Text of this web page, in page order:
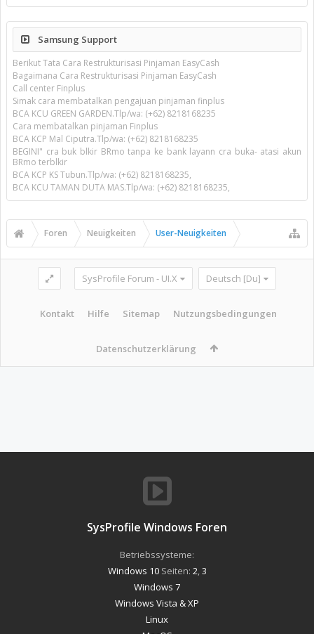
Samsung Support
Berikut Tata Cara Restrukturisasi Pinjaman EasyCash
Bagaimana Cara Restrukturisasi Pinjaman EasyCash
Call center Finplus
Simak cara membatalkan pengajuan pinjaman finplus
BCA KCU GREEN GARDEN.Tlp/wa: (+62) 8218168235
Cara membatalkan pinjaman Finplus
BCA KCP Mal Ciputra.Tlp/wa: (+62) 8218168235
BEGINI" cra buk blkir BRmo tanpa ke bank layann cra buka- atasi akun
BRmo terblkir
BCA KCP KS Tubun.Tlp/wa: (+62) 8218168235,
BCA KCU TAMAN DUTA MAS.Tlp/wa: (+62) 8218168235,
Foren Neuigkeiten User-Neuigkeiten
SysProfile Forum - UI.X Deutsch [Du]
Kontakt Hilfe Sitemap Nutzungsbedingungen
Datenschutzerklärung
SysProfile Windows Foren
Betriebssysteme:
Windows 10Seiten: 2 3
Windows 7
Windows Vista & XP
Linux